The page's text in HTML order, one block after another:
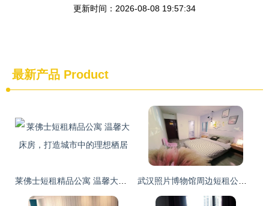
更新时间：2026-08-08 19:57:34
最新产品 Product